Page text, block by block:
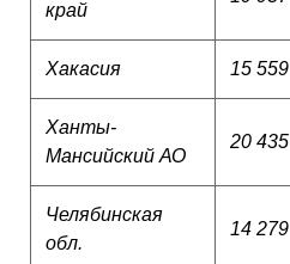
край
Хакасия 15 559
Ханты-
Мансийский АО
20 435
Челябинская
обл.
14 279